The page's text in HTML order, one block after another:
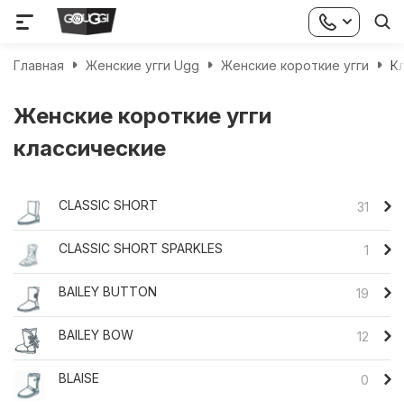
Главная Женские угги Ugg Женские короткие угги
Женские короткие угги
классические
CLASSIC SHORT 31
CLASSIC SHORT SPARKLES 1
BAILEY BUTTON 19
BAILEY BOW 12
BLAISE 0